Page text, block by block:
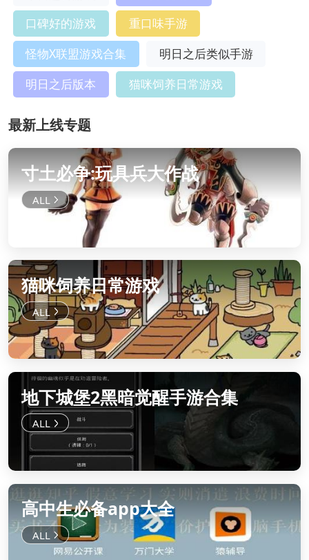
口碑好的游戏
重口味手游
怪物X联盟游戏合集
明日之后类似手游
明日之后版本
猫咪饲养日常游戏
最新上线专题
寸土必争:玩具兵大作战
猫咪饲养日常游戏
地下城堡2黑暗觉醒手游合集
高中生必备app大全